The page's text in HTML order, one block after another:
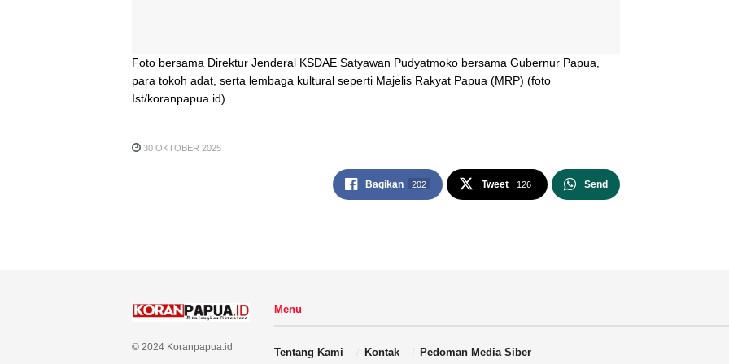
Foto bersama Direktur Jenderal KSDAE Satyawan Pudyatmoko bersama Gubernur Papua,
para tokoh adat, serta lembaga kultural seperti Majelis Rakyat Papua (MRP) (foto
Ist/koranpapua.id)
30 OKTOBER 2025
Bagikan 202 Tweet 126 Send
© 2024 Koranpapua.id
Menu
Tentang Kami Kontak Pedoman Media Siber